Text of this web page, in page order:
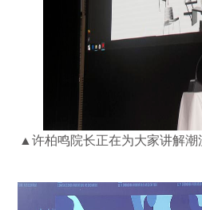
▲许柏鸣院长正在为大家讲解